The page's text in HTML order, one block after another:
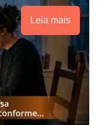
Leia mais